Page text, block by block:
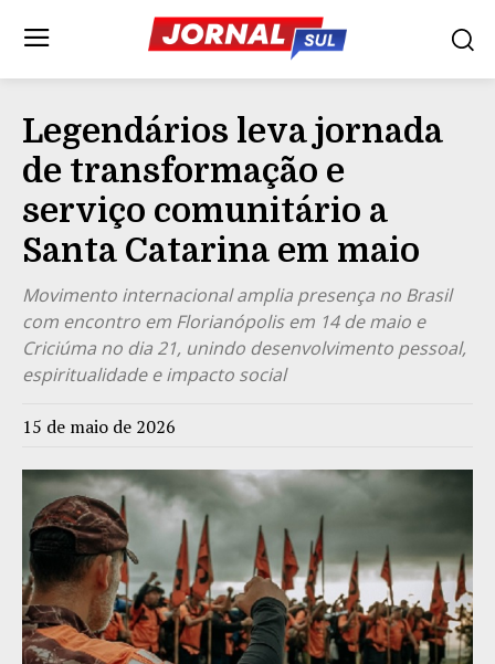
Legendários leva jornada
de transformação e
serviço comunitário a
Santa Catarina em maio
Movimento internacional amplia presença no Brasil
com encontro em Florianópolis em 14 de maio e
Criciúma no dia 21, unindo desenvolvimento pessoal,
espiritualidade e impacto social
15 de maio de 2026